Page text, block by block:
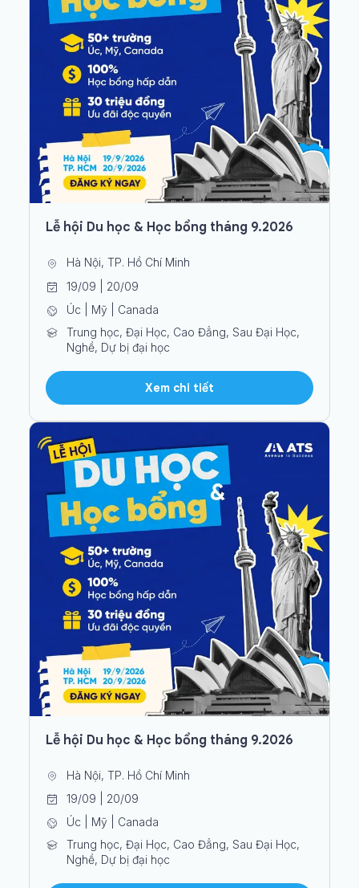
Lễ hội Du học & Học bổng tháng 9.2026
Hà Nội, TP. Hồ Chí Minh
19/09 | 20/09
Úc | Mỹ | Canada
Trung học, Đại Học, Cao Đẳng, Sau Đại Học,
Nghề, Dự bị đại học
Xem chi tiết
Lễ hội Du học & Học bổng tháng 9.2026
Hà Nội, TP. Hồ Chí Minh
19/09 | 20/09
Úc | Mỹ | Canada
Trung học, Đại Học, Cao Đẳng, Sau Đại Học,
Nghề, Dự bị đại học